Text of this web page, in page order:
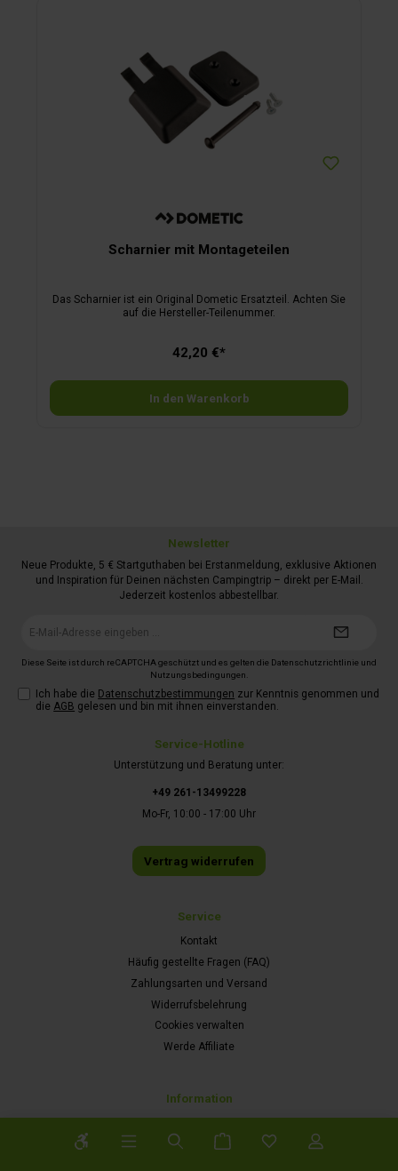
Werkzeugleiste anzeigen
Scharnier mit Montageteilen
Das Scharnier ist ein Original Dometic Ersatzteil. Achten Sie
auf die Hersteller-Teilenummer.
42,20 €*
In den Warenkorb
Service-Hotline
Unterstützung und Beratung unter:
+49 261-13499228
Mo-Fr, 10:00 - 17:00 Uhr
Vertrag widerrufen
Service
Kontakt
Häufig gestellte Fragen (FAQ)
Zahlungsarten und Versand
Widerrufsbelehrung
Cookies verwalten
Werde Affiliate
Information
Impressum
Newsletter
Neue Produkte, 5 € Startguthaben bei Erstanmeldung, exklusive Aktionen
und Inspiration für Deinen nächsten Campingtrip – direkt per E-Mail.
Jederzeit kostenlos abbestellbar.
Diese Seite ist durch reCAPTCHA geschützt und es gelten die Datenschutzrichtlinie und
Nutzungsbedingungen.
Ich habe die Datenschutzbestimmungen zur Kenntnis genommen und
die AGB gelesen und bin mit ihnen einverstanden.